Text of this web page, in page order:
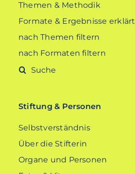
Themen & Methodik
Formate & Ergebnisse erklärt
nach Themen filtern
nach Formaten filtern
Suche
Stiftung & Personen
Selbstverständnis
Über die Stifterin
Organe und Personen